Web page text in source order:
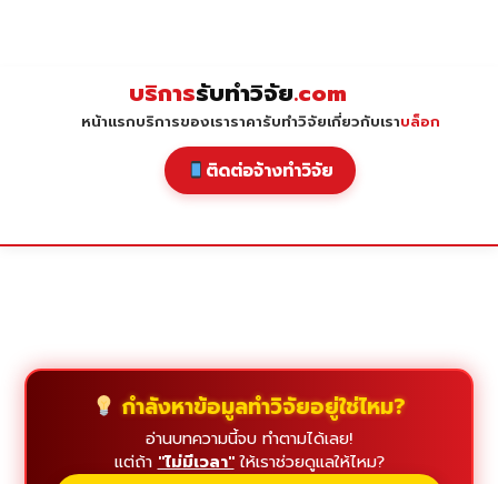
บริการรับทำวิจัย.com
หน้าแรกบริการของเราราคารับทำวิจัยเกี่ยวกับเราบล็อก
ติดต่อจ้างทำวิจัย
กำลังหาข้อมูลทำวิจัยอยู่ใช่ไหม?
อ่านบทความนี้จบ ทำตามได้เลย!
แต่ถ้า "ไม่มีเวลา"ให้เราช่วยดูแลให้ไหม?